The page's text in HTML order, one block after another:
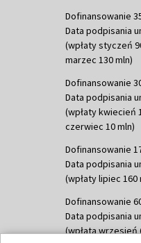
Dofinansowanie
Data podpisania
(wpłaty styczeń
marzec 130 mln)
Dofinansowanie
Data podpisania
(wpłaty kwiecień
czerwiec 10 mln)
Dofinansowanie
Data podpisania
(wpłaty lipiec
Dofinansowanie
Data podpisania
(wpłata wrzesień